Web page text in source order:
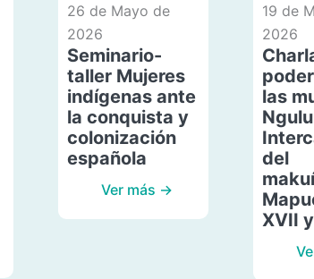
26 de Mayo de
2026
Seminario-
taller Mujeres
indígenas ante
la conquista y
colonización
española
Ver más →
19 de
2026
las
del
XVII